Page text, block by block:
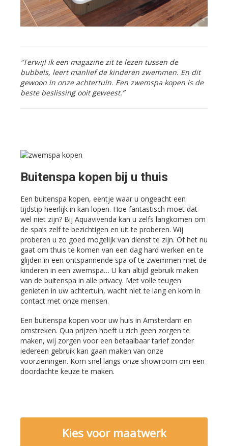
“Terwijl ik een magazine zit te lezen tussen de
bubbels, leert manlief de kinderen zwemmen. En dit
gewoon in onze achtertuin. Een zwemspa kopen is de
beste beslissing ooit geweest.”
Buitenspa kopen bij u thuis
Een buitenspa kopen, eentje waar u ongeacht een
tijdstip heerlijk in kan lopen. Hoe fantastisch moet dat
wel niet zijn? Bij Aquavivenda kan u zelfs langkomen om
de spa’s zelf te bezichtigen en uit te proberen. Wij
proberen u zo goed mogelijk van dienst te zijn. Of het nu
gaat om thuis te komen van een dag hard werken en te
glijden in een ontspannende spa of te zwemmen met de
kinderen in een zwemspa… U kan altijd gebruik maken
van de buitenspa in alle privacy. Met volle teugen
genieten in uw achtertuin, wacht niet te lang en kom in
contact met onze mensen.
Een buitenspa kopen voor uw huis in Amsterdam en
omstreken. Qua prijzen hoeft u zich geen zorgen te
maken, wij zorgen voor een betaalbaar tarief zonder
iedereen gebruik kan gaan maken van onze
voorzieningen. Kom snel langs onze showroom om een
doordachte keuze te maken.
Kies voor maatwerk